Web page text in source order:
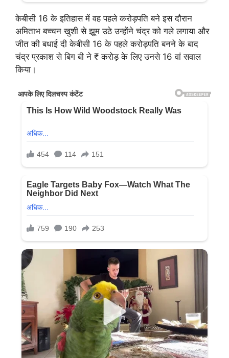
केबीसी 16 के इतिहास में वह पहले करोड़पति बने इस दौरान
अमिताभ बच्चन खुशी से झूम उठे उन्होंने चंद्र को गले लगाया और
जीत की बधाई दी केबीसी 16 के पहले करोड़पति बनने के बाद
चंद्र प्रकाश से बिग बी ने ₹ करोड़ के लिए उनसे 16 वां सवाल
किया।